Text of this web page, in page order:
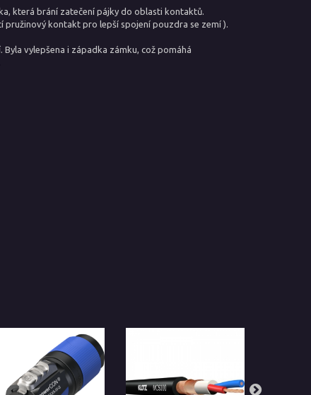
která brání zatečení pájky do oblasti kontaktů.
pružinový kontakt pro lepší spojení pouzdra se zemí ).
vylepšena i západka zámku, což pomáhá